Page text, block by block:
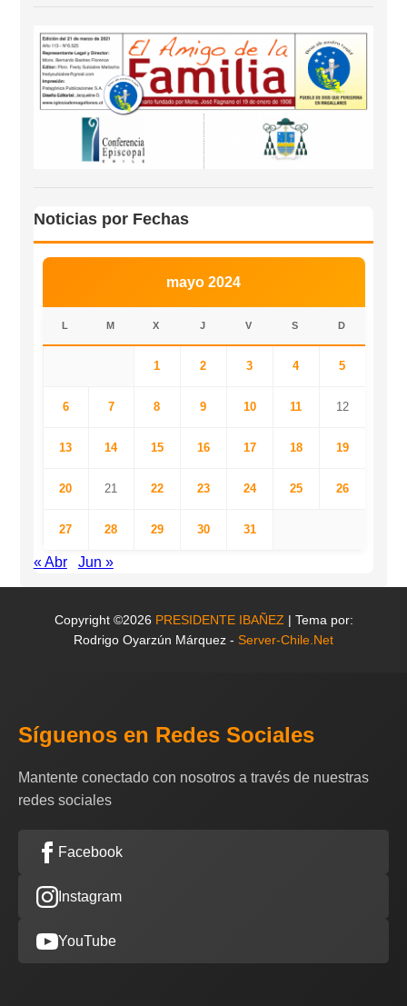
Noticias por Fechas
mayo 2024
L M X J V S D
1 2 3 4 5
6 7 8 9 10 11 12
13 14 15 16 17 18 19
20 21 22 23 24 25 26
27 28 29 30 31
« Abr Jun »
Copyright ©2026 PRESIDENTE IBAÑEZ | Tema por:
Rodrigo Oyarzún Márquez - Server-Chile.Net
Síguenos en Redes Sociales
Mantente conectado con nosotros a través de nuestras
redes sociales
Facebook
Instagram
YouTube